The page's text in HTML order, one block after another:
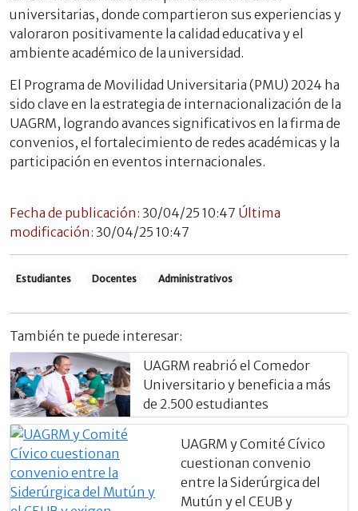
universitarias, donde compartieron sus experiencias y
valoraron positivamente la calidad educativa y el
ambiente académico de la universidad.
El Programa de Movilidad Universitaria (PMU) 2024 ha
sido clave en la estrategia de internacionalización de la
UAGRM, logrando avances significativos en la firma de
convenios, el fortalecimiento de redes académicas y la
participación en eventos internacionales.
Fecha de publicación: 30/04/25 10:47 Última
modificación: 30/04/25 10:47
Estudiantes Docentes Administrativos
También te puede interesar:
UAGRM reabrió el Comedor
Universitario y beneficia a más
de 2.500 estudiantes
UAGRM y Comité Cívico
cuestionan convenio
entre la Siderúrgica del
Mutún y el CEUB y